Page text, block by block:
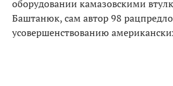
оборудовании камазовскими
Баштанюк, сам автор 98
усовершенствованию